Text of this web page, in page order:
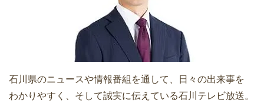
石川県のニュースや情報番組を通して、日々の出来事を
わかりやすく、そして誠実に伝えている石川テレビ放送。